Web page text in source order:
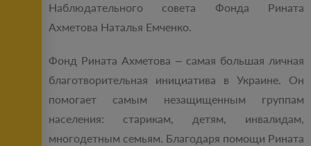
Наблюдательного совета Фонда Рината
Ахметова Наталья Емченко.
Фонд Рината Ахметова – самая большая личная
благотворительная инициатива в Украине. Он
помогает самым незащищенным группам
населения: старикам, детям, инвалидам,
многодетным семьям. Благодаря помощи Рината